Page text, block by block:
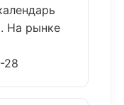
На рынке
28